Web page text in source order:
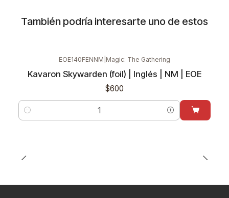
También podría interesarte uno de estos
EOE140FENNM Magic: The Gathering
Kavaron Skywarden (foil) | Inglés | NM | EOE
$600
Cantidad